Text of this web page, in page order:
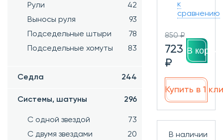
Рули
42
Выносы руля
93
Подседельные штыри
78
Подседельные хомуты
83
Седла 244
Системы, шатуны 296
С одной звездой
73
С двумя звездами
20
к
сравнению
850 ₽
723
₽
В
Купить в 1
В наличии